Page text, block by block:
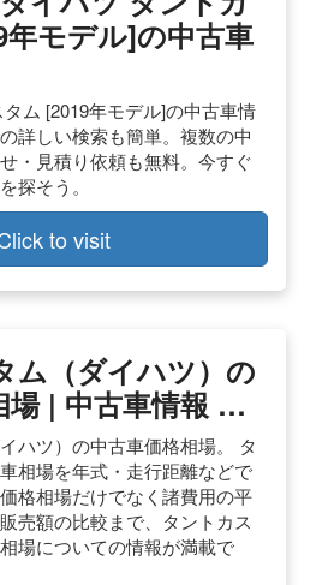
モデル]の中古車
ム [2019年モデル]の中古車情
詳しい検索も簡単。複数の中
・見積り依頼も無料。今すぐ
探そう。
to visit
ム（ダイハツ）の
場 | 中古車情報 …
ハツ）の中古車価格相場。 タ
相場を年式・走行距離などで
格相場だけでなく諸費用の平
売額の比較まで、タントカス
場についての情報が満載で